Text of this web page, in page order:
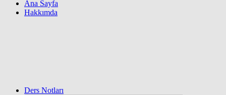
Ana Sayfa
Hakkımda
Ders Notları